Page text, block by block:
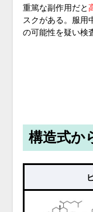
重篤な副作用だと
スクがある。服用
の可能性を疑い検
構造式か